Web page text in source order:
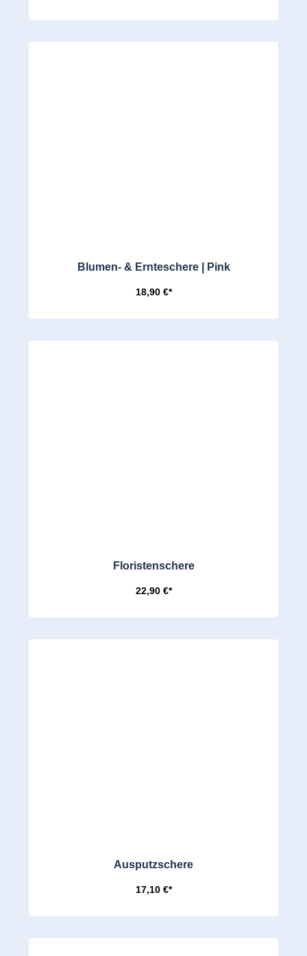
Blumen- & Ernteschere | Pink
18,90 €*
Floristenschere
22,90 €*
Ausputzschere
17,10 €*